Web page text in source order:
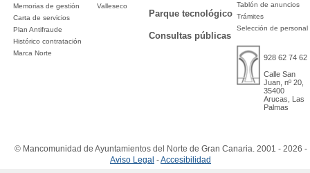
Memorias de gestión
Carta de servicios
Plan Antifraude
Histórico contratación
Marca Norte
Valleseco
Parque tecnológico
Consultas públicas
Tablón de anuncios
Trámites
Selección de personal
928 62 74 62
Calle San
Juan, nº 20,
35400
Arucas, Las
Palmas
© Mancomunidad de Ayuntamientos del Norte de Gran Canaria. 2001 - 2026 -
Aviso Legal -Accesibilidad